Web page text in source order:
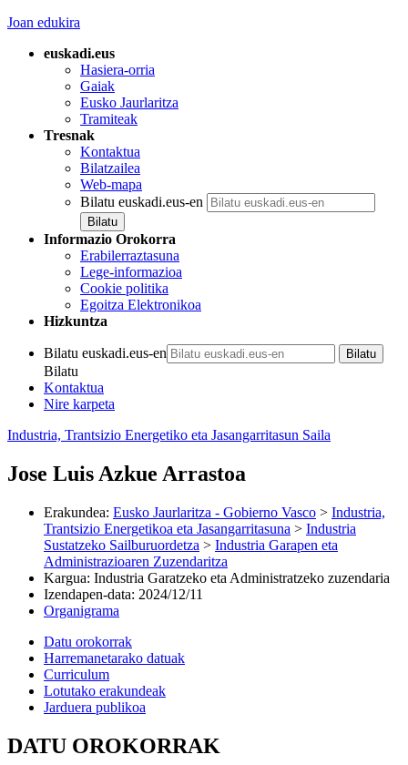
Joan edukira
euskadi.eus
Hasiera-orria
Gaiak
Eusko Jaurlaritza
Tramiteak
Tresnak
Kontaktua
Bilatzailea
Web-mapa
Bilatu euskadi.eus-en
Informazio Orokorra
Erabilerraztasuna
Lege-informazioa
Cookie politika
Egoitza Elektronikoa
Hizkuntza
Bilatu euskadi.eus-en
Bilatu
Kontaktua
Nire karpeta
Industria, Trantsizio Energetiko eta Jasangarritasun Saila
Jose Luis Azkue Arrastoa
Erakundea: Eusko Jaurlaritza - Gobierno Vasco > Industria,
Trantsizio Energetikoa eta Jasangarritasuna > Industria
Sustatzeko Sailburuordetza > Industria Garapen eta
Administrazioaren Zuzendaritza
Kargua: Industria Garatzeko eta Administratzeko zuzendaria
Izendapen-data: 2024/12/11
Organigrama
Datu orokorrak
Harremanetarako datuak
Curriculum
Lotutako erakundeak
Jarduera publikoa
DATU OROKORRAK